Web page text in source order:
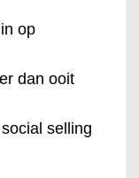
op
dan ooit
selling